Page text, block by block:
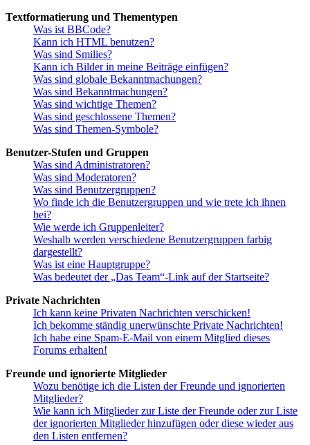
Textformatierung und Thementypen
Was ist BBCode?
Kann ich HTML benutzen?
Was sind Smilies?
Kann ich Bilder in meine Beiträge einfügen?
Was sind globale Bekanntmachungen?
Was sind Bekanntmachungen?
Was sind wichtige Themen?
Was sind geschlossene Themen?
Was sind Themen-Symbole?
Benutzer-Stufen und Gruppen
Was sind Administratoren?
Was sind Moderatoren?
Was sind Benutzergruppen?
Wo finde ich die Benutzergruppen und wie trete ich ihnen
bei?
Wie werde ich Gruppenleiter?
Weshalb werden verschiedene Benutzergruppen farbig
dargestellt?
Was ist eine Hauptgruppe?
Was bedeutet der „Das Team“-Link auf der Startseite?
Private Nachrichten
Ich kann keine Privaten Nachrichten verschicken!
Ich bekomme ständig unerwünschte Private Nachrichten!
Ich habe eine Spam-E-Mail von einem Mitglied dieses
Forums erhalten!
Freunde und ignorierte Mitglieder
Wozu benötige ich die Listen der Freunde und ignorierten
Mitglieder?
Wie kann ich Mitglieder zur Liste der Freunde oder zur Liste
der ignorierten Mitglieder hinzufügen oder diese wieder aus
den Listen entfernen?